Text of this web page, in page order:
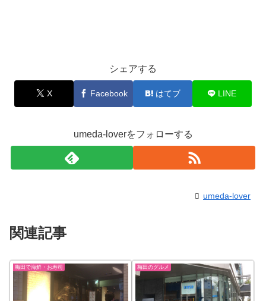
シェアする
X Facebook はてブ LINE
umeda-loverをフォローする
umeda-lover
関連記事
梅田で海鮮・お寿司 梅田のグルメ